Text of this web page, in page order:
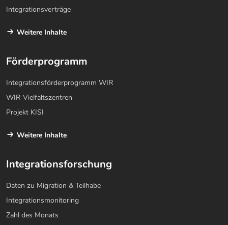
Integrationsverträge
Weitere Inhalte
Förderprogramm
Integrationsförderprogramm WIR
WIR Vielfaltszentren
Projekt KISI
Weitere Inhalte
Integrationsforschung
Daten zu Migration & Teilhabe
Integrationsmonitoring
Zahl des Monats